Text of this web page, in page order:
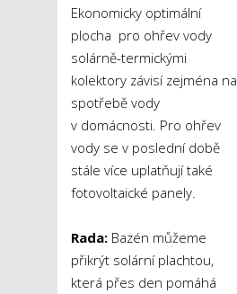
Ekonomicky optimální
plocha pro ohřev vody
solárně-termickými
kolektory závisí zejména na
spotřebě vody
v domácnosti. Pro ohřev
vody se v poslední době
stále více uplatňují také
fotovoltaické panely.
Rada: Bazén můžeme
přikrýt solární plachtou,
která přes den pomáhá